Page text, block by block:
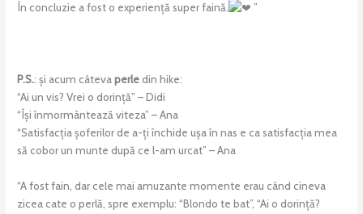
În concluzie a fost o experiență super faină. ”
P.S.: și acum câtevaperledin hike:
“Ai un vis? Vrei o dorință” – Didi
“Își înmormântează viteza” – Ana
“Satisfacția șoferilor de a-ți închide ușa în nas e ca satisfacția mea
să cobor un munte după ce l-am urcat” – Ana
“A fost fain, dar cele mai amuzante momente erau când cineva
zicea cate o perlă, spre exemplu: “Blondo te bat”, “Ai o dorință?